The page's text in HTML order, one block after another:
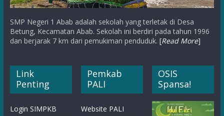
SMP Negeri 1 Abab adalah sekolah yang terletak di Desa
Betung, Kecamatan Abab. Sekolah ini berdiri pada tahun 1996
dan berjarak 7 km dari pemukiman penduduk. [Read More]
Link
Penting
Login SIMPKB
Pemkab
PALI
Website PALI
OSIS
Spansa!